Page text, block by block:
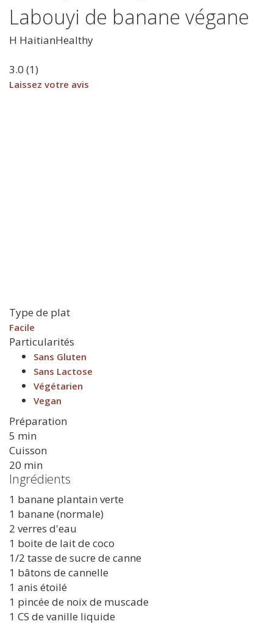
Labouyi de banane végane
H HaitianHealthy
3.0 (1)
Laissez votre avis
Type de plat
Facile
Particularités
Sans Gluten
Sans Lactose
Végétarien
Vegan
Préparation
5 min
Cuisson
20 min
Ingrédients
1 banane plantain verte
1 banane (normale)
2 verres d'eau
1 boite de lait de coco
1/2 tasse de sucre de canne
1 bâtons de cannelle
1 anis étoilé
1 pincée de noix de muscade
1 CS de vanille liquide